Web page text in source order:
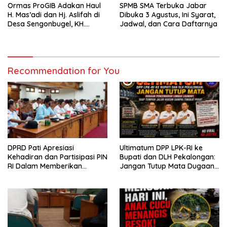
Ormas ProGIB Adakan Haul
H. Mas’adi dan Hj. Aslifah di
Desa Sengonbugel, KH.
SPMB SMA Terbuka Jabar
Dibuka 3 Agustus, Ini Syarat,
Jadwal, dan Cara Daftarnya
Recommendation for You
DPRD Pati Apresiasi
Kehadiran dan Partisipasi PIN
RI Dalam Memberikan
Ultimatum DPP LPK-RI ke
Bupati dan DLH Pekalongan:
Jangan Tutup Mata Dugaan
Hukum Sampai Tingkat Pusat